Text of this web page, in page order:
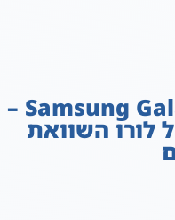
Samsung Galaxy S24 Ultra 12GB –
לורו השוואת